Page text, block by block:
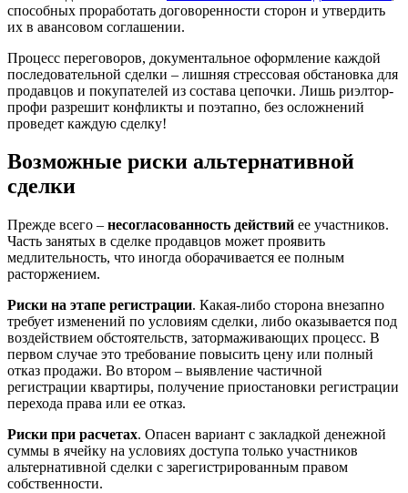
способных проработать договоренности сторон и утвердить
их в авансовом соглашении.
Процесс переговоров, документальное оформление каждой
последовательной сделки – лишняя стрессовая обстановка для
продавцов и покупателей из состава цепочки. Лишь риэлтор-
профи разрешит конфликты и поэтапно, без осложнений
проведет каждую сделку!
Возможные риски альтернативной
сделки
Прежде всего – несогласованность действий ее участников.
Часть занятых в сделке продавцов может проявить
медлительность, что иногда оборачивается ее полным
расторжением.
Риски на этапе регистрации. Какая-либо сторона внезапно
требует изменений по условиям сделки, либо оказывается под
воздействием обстоятельств, затормаживающих процесс. В
первом случае это требование повысить цену или полный
отказ продажи. Во втором – выявление частичной
регистрации квартиры, получение приостановки регистрации
перехода права или ее отказ.
Риски при расчетах. Опасен вариант с закладкой денежной
суммы в ячейку на условиях доступа только участников
альтернативной сделки с зарегистрированным правом
собственности.